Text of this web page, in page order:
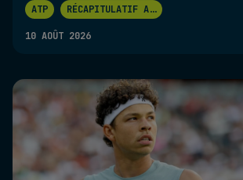
ATP RÉCAPITULATIF A...
10 AOÛT 2026